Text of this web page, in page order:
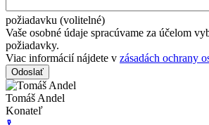
požiadavku (volitelné)
Vaše osobné údaje spracúvame za účelom
požiadavky.
Viac informácií nájdete v zásadách ochrany
Tomáš Andel
Konateľ